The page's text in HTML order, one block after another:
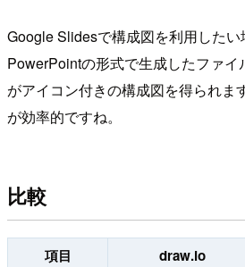
Google Slidesで構成図を利用した
PowerPointの形式で生成したファ
がアイコン付きの構成図を得られま
が効率的ですね。
比較
項目 draw.io